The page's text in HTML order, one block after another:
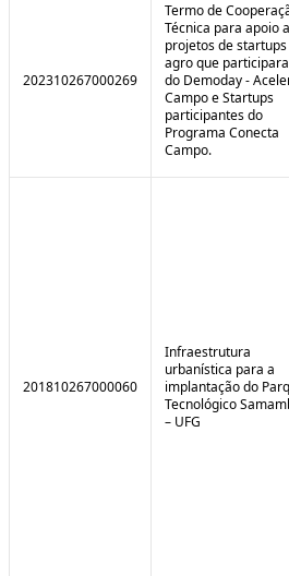
202310267000269
Termo de
Técnica para apoio a
projetos de
agro que
do Demoday -
Campo e Startups
participantes do
Programa Conecta
Campo.
201810267000060
Infraestrutura
urbanística para a
implantação do
Tecnológico
– UFG